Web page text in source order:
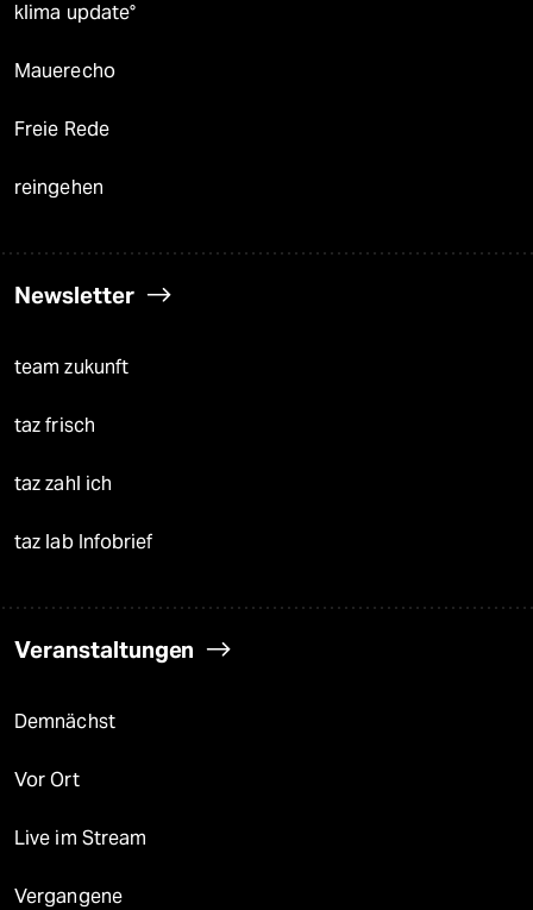
klima update°
Mauerecho
Freie Rede
reingehen
Newsletter
team zukunft
taz frisch
taz zahl ich
taz lab Infobrief
Veranstaltungen
Demnächst
Vor Ort
Live im Stream
Vergangene